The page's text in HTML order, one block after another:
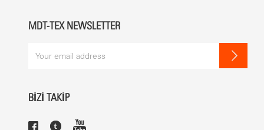
MDT-TEX NEWSLETTER
BİZİ TAKİP